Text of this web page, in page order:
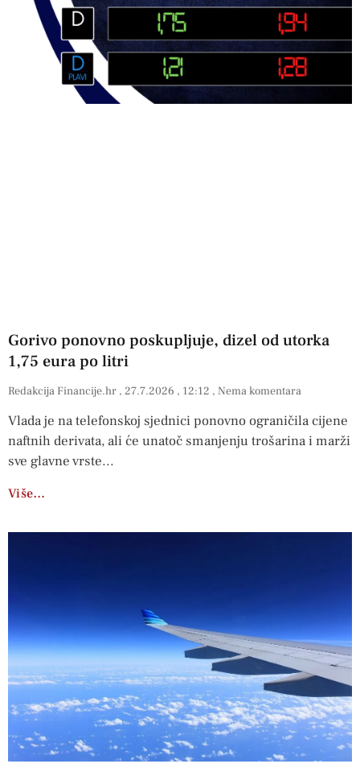
Gorivo ponovno poskupljuje, dizel od utorka
1,75 eura po litri
Redakcija Financije.hr 27.7.2026 12:12 Nema komentara
Vlada je na telefonskoj sjednici ponovno ograničila cijene
naftnih derivata, ali će unatoč smanjenju trošarina i marži
sve glavne vrste
Više…